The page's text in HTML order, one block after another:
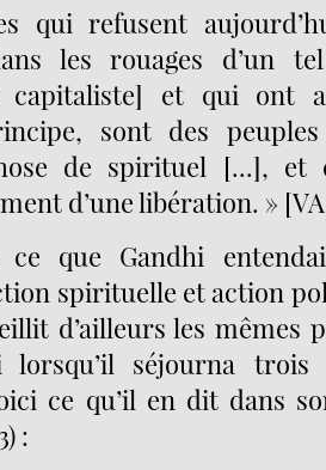
qui refusent
les rouages d’un
capitaliste] et qui ont
sont des
de spirituel [...], et
d’une libération. »
ce que Gandhi
spirituelle et action
d’ailleurs les mêmes
lorsqu’il séjourna
ce qu’il en dit dans
: